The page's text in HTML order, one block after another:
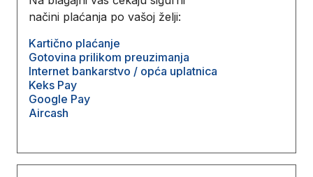
načini plaćanja po vašoj želji:
Kartično plaćanje
Gotovina prilikom preuzimanja
Internet bankarstvo / opća uplatnica
Keks Pay
Google Pay
Aircash